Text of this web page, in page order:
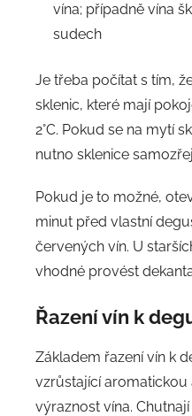
vína; případně vína
sudech
Je třeba počítat s tím,
sklenic, které mají
2°C. Pokud se na mytí
nutno sklenice
Pokud je to možné,
minut před vlastní
červených vín. U
vhodné provést
Řazení vín k
Základem řazení vín k
vzrůstající aromatickou
výraznost vína.